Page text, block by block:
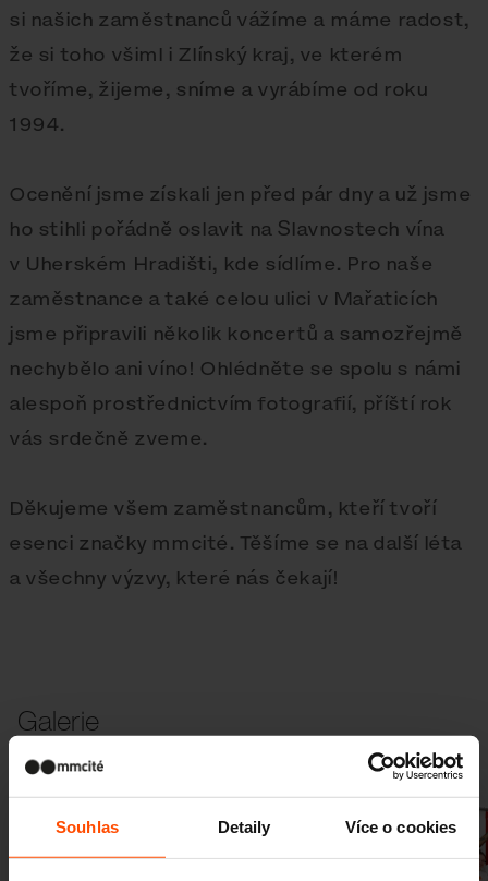
Souhlas Detaily Více o cookies
si našich zaměstnanců vážíme a máme radost,
že si toho všiml i Zlínský kraj, ve kterém
tvoříme, žijeme, sníme a vyrábíme od roku
1994.
Ocenění jsme získali jen před pár dny a už jsme
ho stihli pořádně oslavit na Slavnostech vína
v Uherském Hradišti, kde sídlíme. Pro naše
zaměstnance a také celou ulici v Mařaticích
jsme připravili několik koncertů a samozřejmě
nechybělo ani víno! Ohlédněte se spolu s námi
alespoň prostřednictvím fotografií, příští rok
vás srdečně zveme.
Děkujeme všem zaměstnancům, kteří tvoří
esenci značky mmcité. Těšíme se na další léta
a všechny výzvy, které nás čekají!
Galerie